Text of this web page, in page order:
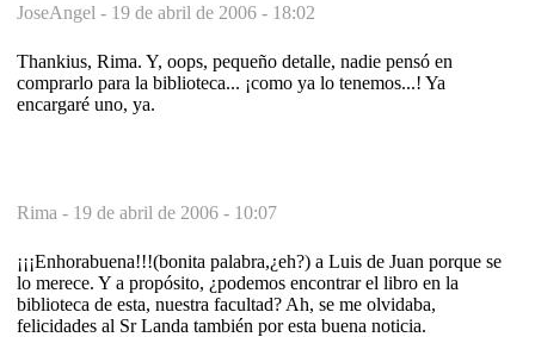
JoseAngel - 19 de abril de 2006 - 18:02
Thankius, Rima. Y, oops, pequeño detalle, nadie pensó en
comprarlo para la biblioteca... ¡como ya lo tenemos...! Ya
encargaré uno, ya.
Rima - 19 de abril de 2006 - 10:07
¡¡¡Enhorabuena!!!(bonita palabra,¿eh?) a Luis de Juan porque se
lo merece. Y a propósito, ¿podemos encontrar el libro en la
biblioteca de esta, nuestra facultad? Ah, se me olvidaba,
felicidades al Sr Landa también por esta buena noticia.